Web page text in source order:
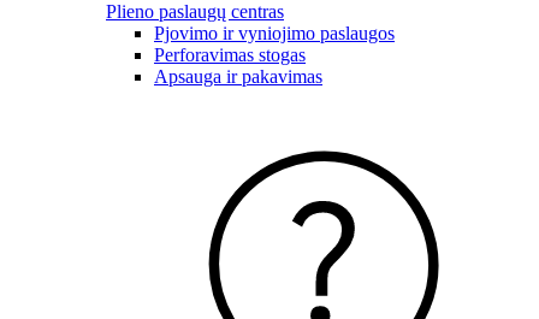
Plieno paslaugų centras
Pjovimo ir vyniojimo paslaugos
Perforavimas stogas
Apsauga ir pakavimas